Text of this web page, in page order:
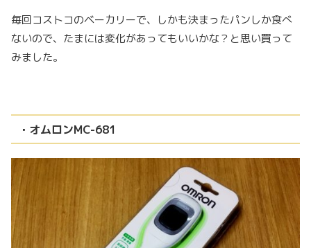
毎回コストコのベーカリーで、しかも決まったパンしか食べ
ないので、たまには変化があってもいいかな？と思い買って
みました。
・オムロンMC-681